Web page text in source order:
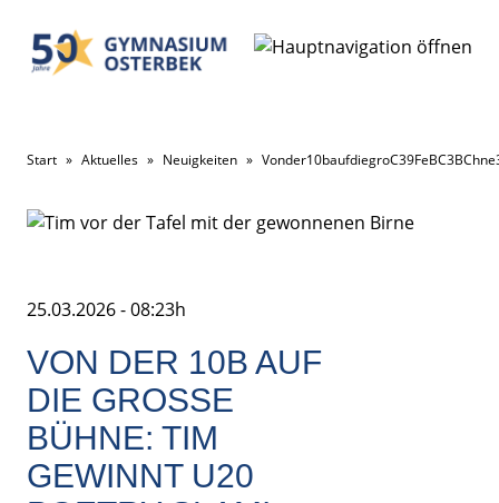
Start » Aktuelles » Neuigkeiten »
25.03.2026 - 08:23h
VON DER 10B AUF
DIE GROSSE B
ÜHNE: TIM G
EWINNT U20 P